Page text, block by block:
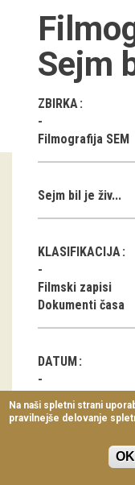
Stalne razstave
Občasne
Gostovanja
E-razstave
Virtualni
Napovednik
Arhiv razstav
dogodki
Koledar
Prireditve
Predavanja
Delavnice
Vodeni ogledi
Sejm
ZBIRKA
Filmografija SEM
Sejm bil je živ...
KLASIFIKACIJA
Filmski zapisi
Dokumenti časa
DATUM
2011
Metlika, 1964.
Na naši spletni strani
pravilnejše delovanje
OK